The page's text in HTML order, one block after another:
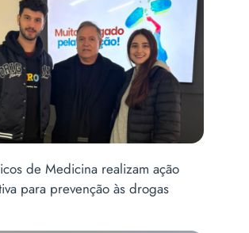
de Medicina realizam ação
para prevenção às drogas